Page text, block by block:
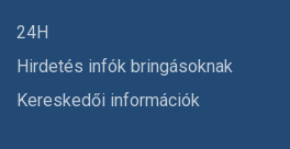
24H
Hirdetés infók bringásoknak
Kereskedői információk